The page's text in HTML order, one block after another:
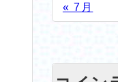
« 7月